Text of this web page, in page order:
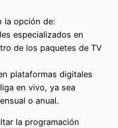
la opción de:
especializados en
de los paquetes de TV
plataformas digitales
en vivo, ya sea
o anual.
la programación